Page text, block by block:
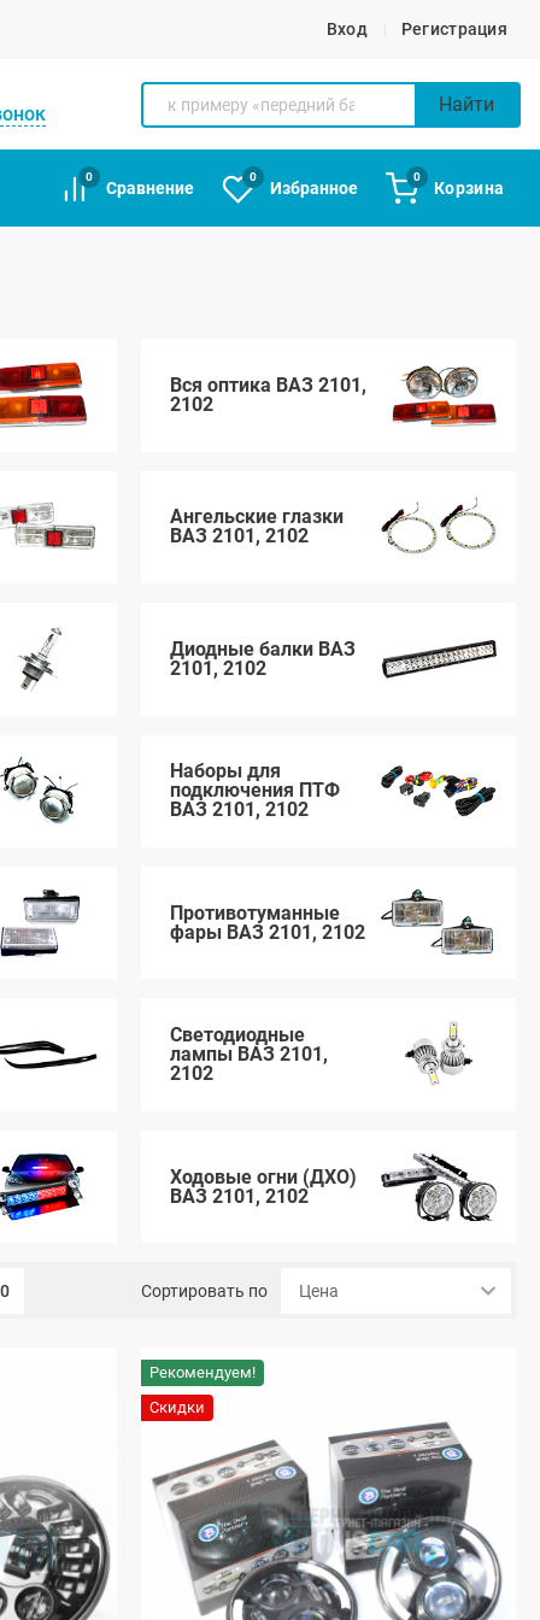
Вход Регистрация
Найти
0
Сравнение
0
Избранное
0
Корзина
Вся оптика ВАЗ 2101,
2102
Ангельские глазки
ВАЗ 2101, 2102
Диодные балки ВАЗ
2101, 2102
Наборы для
подключения ПТФ
ВАЗ 2101, 2102
Противотуманные
фары ВАЗ 2101, 2102
Светодиодные
лампы ВАЗ 2101,
2102
Ходовые огни (ДХО)
ВАЗ 2101, 2102
Сортировать по
Рекомендуем!
Скидки